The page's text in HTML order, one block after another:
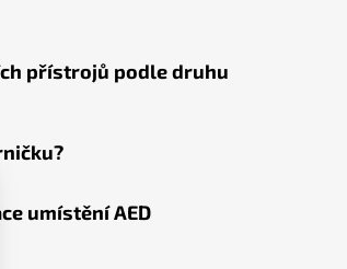
přístrojů podle druhu
umístění AED